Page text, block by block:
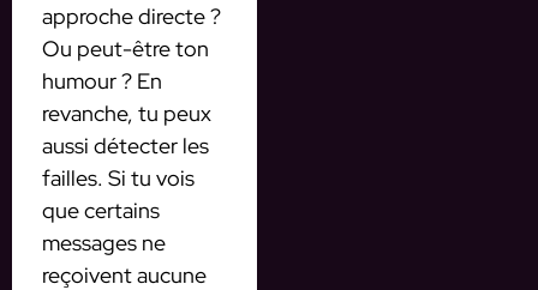
approche directe ?
Ou peut-être ton
humour ? En
revanche, tu peux
aussi détecter les
failles. Si tu vois
que certains
messages ne
reçoivent aucune